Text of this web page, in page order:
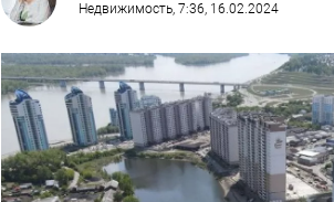
Недвижимость, 7:36, 16.02.2024